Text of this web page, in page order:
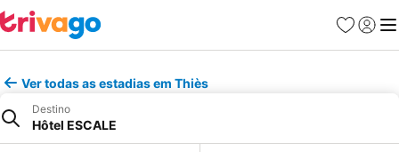
Favoritos
Iniciar
Ver todas as estadias em Thiès
Destino
Hôtel ESCALE